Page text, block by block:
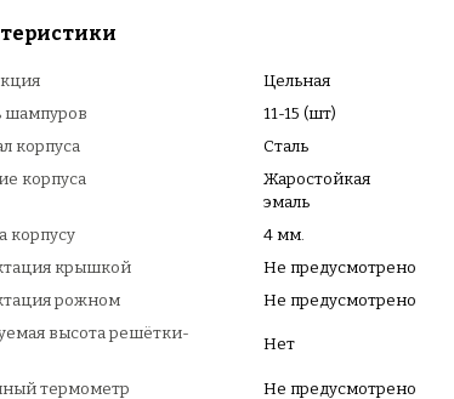
Цельная
шампуров
11-15 (шт)
корпуса
Сталь
корпуса
Жаростойкая
эмаль
корпусу
4 мм.
крышкой
Не предусмотрено
рожном
Не предусмотрено
высота решётки-
Нет
термометр Не предусмотрено